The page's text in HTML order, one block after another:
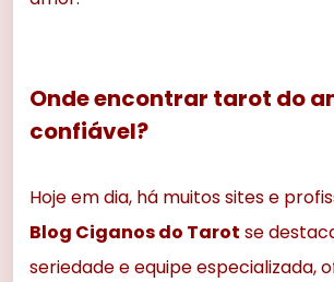
Onde encontrar tarot do
confiável?
Hoje em dia, há muitos sites e
Blog Ciganos do Tarot se
seriedade e equipe especializada,